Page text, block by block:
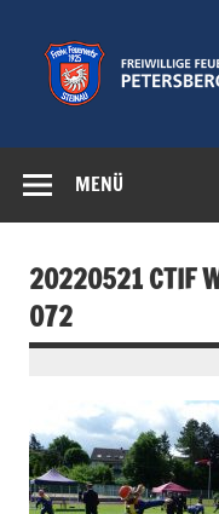
springen
MENÜ
20220521 CTIF
072